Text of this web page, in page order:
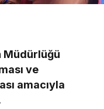
Müdürlüğü
ve
amacıyla